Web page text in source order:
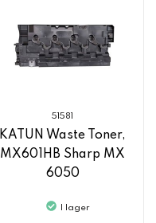
51581
KATUN Waste Toner,
MX601HB Sharp MX
6050
I lager